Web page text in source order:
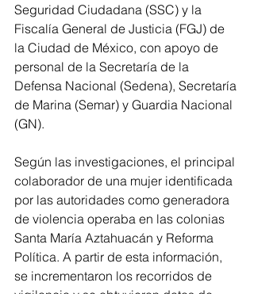
Seguridad Ciudadana (SSC) y la
Fiscalía General de Justicia (FGJ) de
la Ciudad de México, con apoyo de
personal de la Secretaría de la
Defensa Nacional (Sedena), Secretaría
de Marina (Semar) y Guardia Nacional
(GN).
Según las investigaciones, el principal
colaborador de una mujer identificada
por las autoridades como generadora
de violencia operaba en las colonias
Santa María Aztahuacán y Reforma
Política. A partir de esta información,
se incrementaron los recorridos de